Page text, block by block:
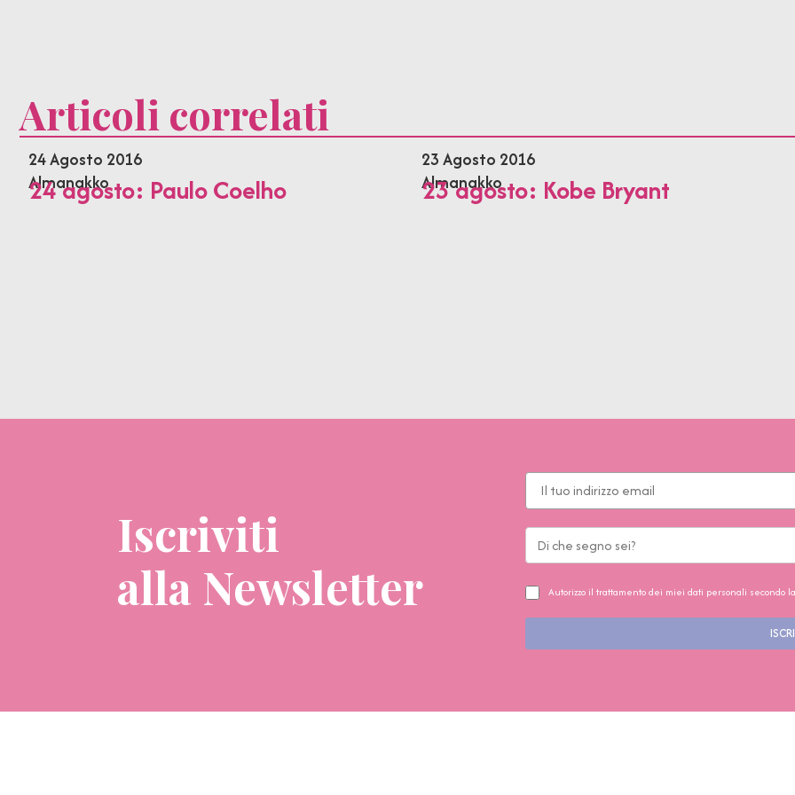
Articoli correlati
24 Agosto 2016
Almanakko
24 agosto: Paulo Coelho
23 Agosto 2016
Almanakko
23 agosto: Kobe Bryant
Iscriviti
alla Newsletter
Autorizzo il trattamento dei miei dati personali secondo la